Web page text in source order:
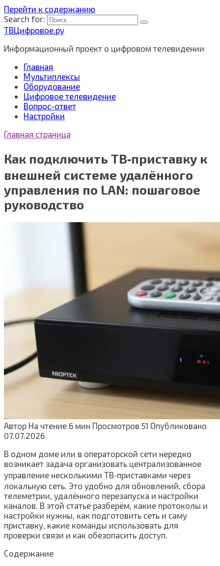
Перейти к содержанию
Search for:
ТВЦифровое.ру
Информационный проект о цифровом телевидении
Главная
Мультиплексы
Оборудование
Цифровое телевидение
Вопрос-ответ
Настройки
Главная страница
Как подключить ТВ‑приставку к
внешней системе удалённого
управления по LAN: пошаговое
руководство
Автор На чтение 6 мин Просмотров 51 Опубликовано
07.07.2026
В одном доме или в операторской сети нередко
возникает задача организовать централизованное
управление несколькими ТВ‑приставками через
локальную сеть. Это удобно для обновлений, сбора
телеметрии, удалённого перезапуска и настройки
каналов. В этой статье разберём, какие протоколы и
настройки нужны, как подготовить сеть и саму
приставку, какие команды использовать для
проверки связи и как обезопасить доступ.
Содержание